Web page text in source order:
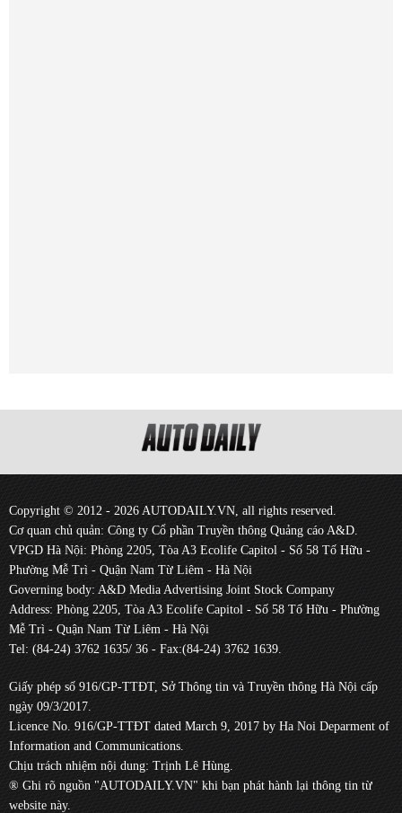
Copyright © 2012 - 2026 AUTODAILY.VN, all rights reserved.
Cơ quan chủ quản: Công ty Cổ phần Truyền thông Quảng cáo A&D.
VPGD Hà Nội: Phòng 2205, Tòa A3 Ecolife Capitol - Số 58 Tố Hữu -
Phường Mễ Trì - Quận Nam Từ Liêm - Hà Nội
Governing body: A&D Media Advertising Joint Stock Company
Address: Phòng 2205, Tòa A3 Ecolife Capitol - Số 58 Tố Hữu - Phường
Mễ Trì - Quận Nam Từ Liêm - Hà Nội
Tel: (84-24) 3762 1635/ 36 - Fax:(84-24) 3762 1639.
Giấy phép số 916/GP-TTĐT, Sở Thông tin và Truyền thông Hà Nội cấp
ngày 09/3/2017.
Licence No. 916/GP-TTĐT dated March 9, 2017 by Ha Noi Deparment of
Information and Communications.
Chịu trách nhiệm nội dung: Trịnh Lê Hùng.
® Ghi rõ nguồn "AUTODAILY.VN" khi bạn phát hành lại thông tin từ
website này.